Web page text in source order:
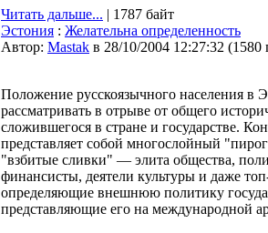
Читать дальше... | 1787 байт
Эстония : Желательна определенность
Автор: Мastak в 28/10/2004 12:27:32 (1580
Положение русскоязычного населения в
рассматривать в отрыве от общего
сложившегося в стране и государстве.
представляет собой многослойный
"взбитые сливки" — элита общества,
финансисты, деятели культуры и даже
определяющие внешнюю политику
представляющие его на международной